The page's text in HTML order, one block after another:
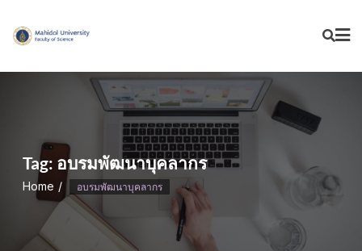
content
Tag: อบรมพัฒนาบุคลากร
Home อบรมพัฒนาบุคลากร